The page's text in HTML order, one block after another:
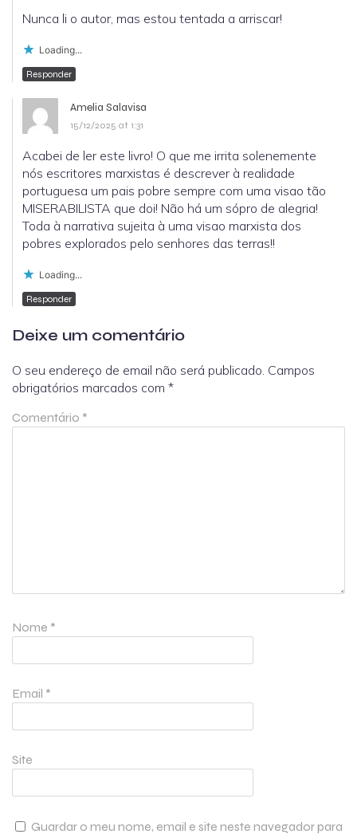
Nunca li o autor, mas estou tentada a arriscar!
Loading...
Responder
Amelia Salavisa
15/12/2025 at 1:31
Acabei de ler este livro! O que me irrita solenemente
nós escritores marxistas é descrever à realidade
portuguesa um pais pobre sempre com uma visao tão
MISERABILISTA que doi! Não há um sópro de alegria!
Toda à narrativa sujeita à uma visao marxista dos
pobres explorados pelo senhores das terras!!
Loading...
Responder
Deixe um comentário
O seu endereço de email não será publicado. Campos
obrigatórios marcados com *
Comentário *
Nome *
Email *
Site
Guardar o meu nome, email e site neste navegador para